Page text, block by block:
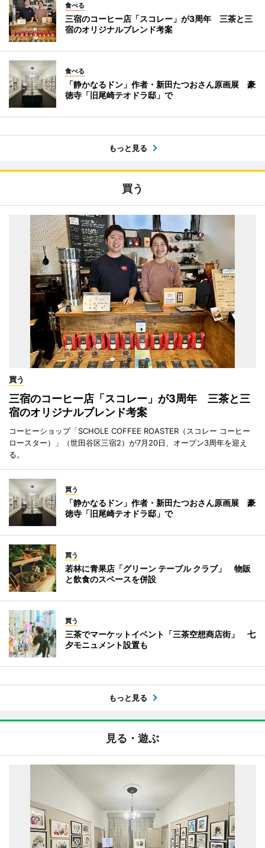
食べる
三宿のコーヒー店「スコレー」が3周年 三茶と三
宿のオリジナルブレンド考案
食べる
「静かなるドン」作者・新田たつおさん原画展 豪
徳寺「旧尾崎テオドラ邸」で
もっと見る
買う
買う
三宿のコーヒー店「スコレー」が3周年 三茶と三
宿のオリジナルブレンド考案
コーヒーショップ「SCHOLE COFFEE ROASTER（スコレー コーヒー
ロースター）」（世田谷区三宿2）が7月20日、オープン3周年を迎え
る。
買う
「静かなるドン」作者・新田たつおさん原画展 豪
徳寺「旧尾崎テオドラ邸」で
買う
若林に青果店「グリーン テーブル クラブ」 物販
と飲食のスペースを併設
買う
三茶でマーケットイベント「三茶空想商店街」 七
夕モニュメント設置も
もっと見る
見る・遊ぶ